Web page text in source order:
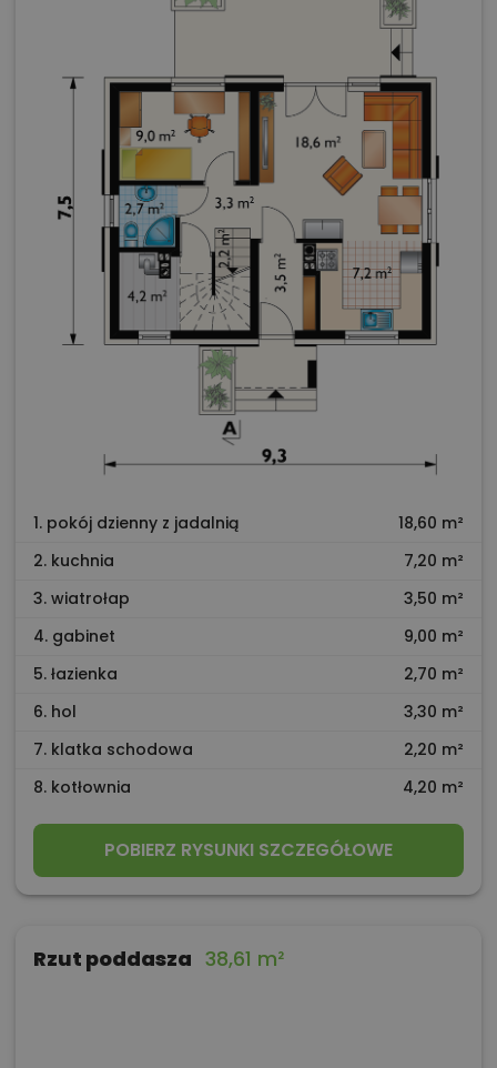
1. pokój dzienny z jadalnią
18,60 m²
2. kuchnia
7,20 m²
3. wiatrołap
3,50 m²
4. gabinet
9,00 m²
5. łazienka
2,70 m²
6. hol
3,30 m²
7. klatka schodowa
2,20 m²
8. kotłownia
4,20 m²
POBIERZ RYSUNKI SZCZEGÓŁOWE
Rzut poddasza 38,61 m²